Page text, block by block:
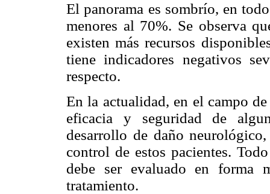
El panorama es sombrío, en
menores al 70%. Se observa
existen más recursos
tiene indicadores negativos
respecto.
En la actualidad, en el campo
eficacia y seguridad de
desarrollo de daño
control de estos pacientes.
debe ser evaluado en forma
tratamiento.